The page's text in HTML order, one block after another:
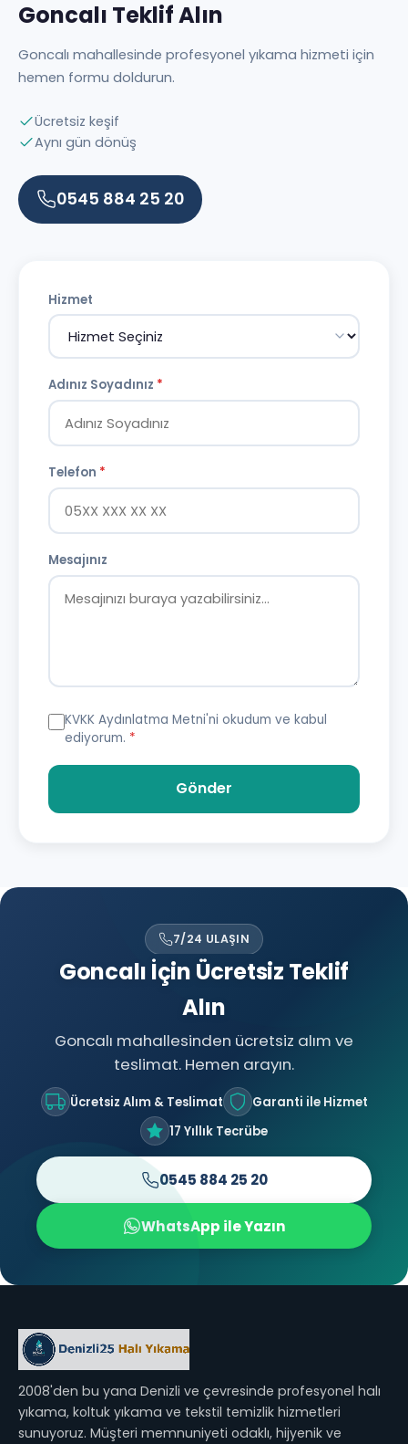
Goncalı Teklif Alın
Goncalı mahallesinde profesyonel yıkama hizmeti için
hemen formu doldurun.
Ücretsiz keşif
Aynı gün dönüş
0545 884 25 20
Hizmet
Adınız Soyadınız *
Telefon *
Mesajınız
KVKK Aydınlatma Metni'ni okudum ve kabul
ediyorum. *
Gönder
7/24 ULAŞIN
Goncalı İçin Ücretsiz Teklif
Alın
Goncalı mahallesinden ücretsiz alım ve
teslimat. Hemen arayın.
Ücretsiz Alım & Teslimat
Garanti ile Hizmet
17 Yıllık Tecrübe
0545 884 25 20
WhatsApp ile Yazın
2008'den bu yana Denizli ve çevresinde profesyonel halı
yıkama, koltuk yıkama ve tekstil temizlik hizmetleri
sunuyoruz. Müşteri memnuniyeti odaklı, hijyenik ve